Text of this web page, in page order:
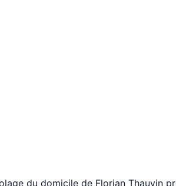
du domicile de Florian Thauvin